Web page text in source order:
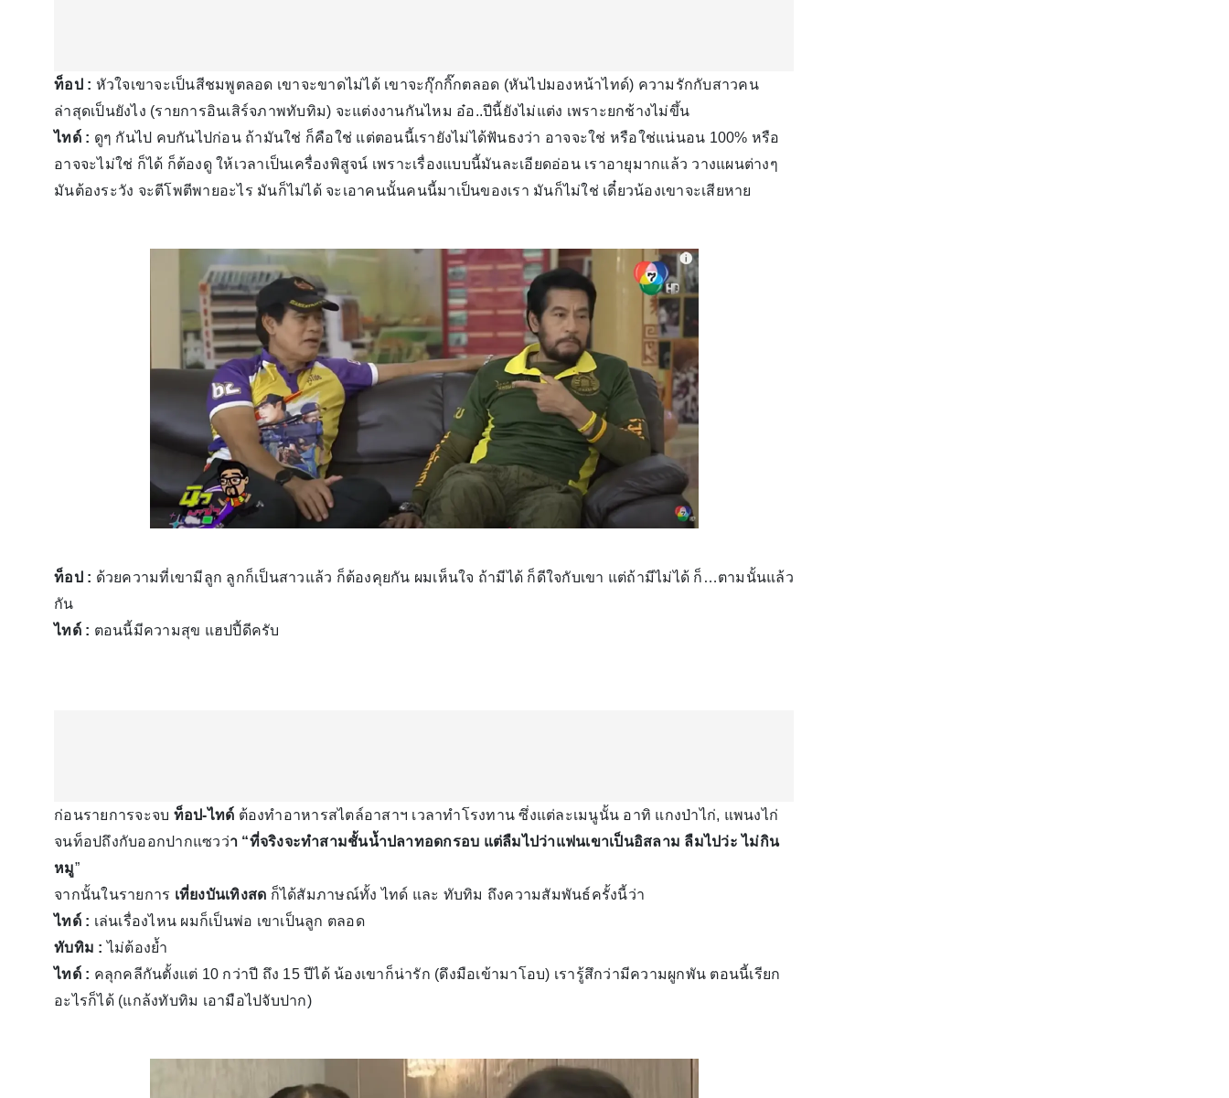
ท็อป : หัวใจเขาจะเป็นสีชมพูตลอด เขาจะขาดไม่ได้ เขาจะกุ๊กกิ๊กตลอด (หันไปมองหน้าไทด์) ความรักกับสาวคน
ล่าสุดเป็นยังไง (รายการอินเสิร์จภาพทับทิม) จะแต่งงานกันไหม อ๋อ..ปีนี้ยังไม่แต่ง เพราะยกช้างไม่ขึ้น
ไทด์ : ดูๆ กันไป คบกันไปก่อน ถ้ามันใช่ ก็คือใช่ แต่ตอนนี้เรายังไม่ได้ฟันธงว่า อาจจะใช่ หรือใช่แน่นอน 100% หรือ
อาจจะไม่ใช่ ก็ได้ ก็ต้องดู ให้เวลาเป็นเครื่องพิสูจน์ เพราะเรื่องแบบนี้มันละเอียดอ่อน เราอายุมากแล้ว วางแผนต่างๆ
มันต้องระวัง จะตีโพตีพายอะไร มันก็ไม่ได้ จะเอาคนนั้นคนนี้มาเป็นของเรา มันก็ไม่ใช่ เดี๋ยวน้องเขาจะเสียหาย
ท็อป : ด้วยความที่เขามีลูก ลูกก็เป็นสาวแล้ว ก็ต้องคุยกัน ผมเห็นใจ ถ้ามีได้ ก็ดีใจกับเขา แต่ถ้ามีไม่ได้ ก็…ตามนั้นแล้ว
กัน
ไทด์ : ตอนนี้มีความสุข แฮปปี้ดีครับ
ก่อนรายการจะจบ ท็อป-ไทด์ ต้องทำอาหารสไตล์อาสาฯ เวลาทำโรงทาน ซึ่งแต่ละเมนูนั้น อาทิ แกงป่าไก่, แพนงไก่
จนท็อปถึงกับออกปากแซวว่า “ที่จริงจะทำสามชั้นน้ำปลาทอดกรอบ แต่ลืมไปว่าแฟนเขาเป็นอิสลาม ลืมไปว่ะ ไม่กิน
หมู”
จากนั้นในรายการ เที่ยงบันเทิงสด ก็ได้สัมภาษณ์ทั้ง ไทด์ และ ทับทิม ถึงความสัมพันธ์ครั้งนี้ว่า
ไทด์ : เล่นเรื่องไหน ผมก็เป็นพ่อ เขาเป็นลูก ตลอด
ทับทิม :ไม่ต้องย้ำ
ไทด์ : คลุกคลีกันตั้งแต่ 10 กว่าปี ถึง 15 ปีได้ น้องเขาก็น่ารัก (ดึงมือเข้ามาโอบ) เรารู้สึกว่ามีความผูกพัน ตอนนี้เรียก
อะไรก็ได้ (แกล้งทับทิม เอามือไปจับปาก)